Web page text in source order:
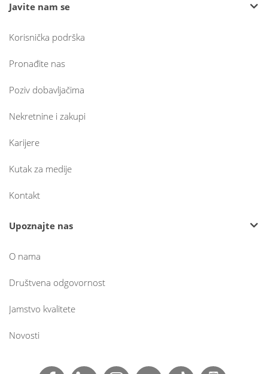
Javite nam se
Korisnička podrška
Pronađite nas
Poziv dobavljačima
Nekretnine i zakupi
Karijere
Kutak za medije
Kontakt
Upoznajte nas
O nama
Društvena odgovornost
Jamstvo kvalitete
Novosti